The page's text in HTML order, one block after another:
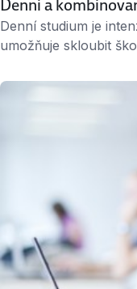
Denní a
Denní studium je
umožňuje skloubit
(prezenční) studium
oborů Studenti do 26
a s tím související
dopravu, slevy na